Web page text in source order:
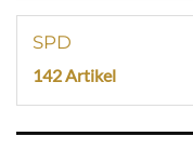
SPD
142 Artikel